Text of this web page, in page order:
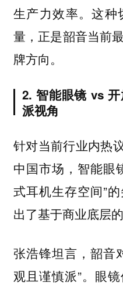
生产力效率。这种
量，正是韶音当前
牌方向。
2. 智能眼镜 vs
派视角
针对当前行业内热
中国市场，智能眼
式耳机生存空间”
出了基于商业底层
张浩锋坦言，韶音
观且谨慎派”。眼